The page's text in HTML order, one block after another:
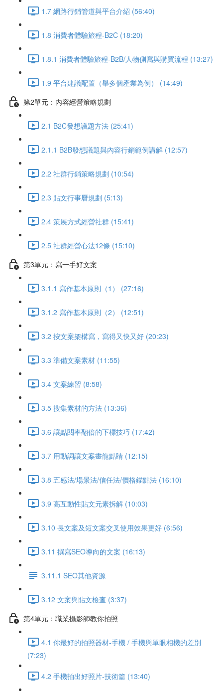
1.7 網路行銷管道與平台介紹 (56:40)
1.8 消費者體驗旅程-B2C (18:20)
1.8.1 消費者體驗旅程-B2B/人物側寫與購買流程 (13:27)
1.9 平台建議配置（舉多個產業為例） (14:49)
第2單元：內容經營策略規劃
2.1 B2C發想議題方法 (25:41)
2.1.1 B2B發想議題與內容行銷範例講解 (12:57)
2.2 社群行銷策略規劃 (10:54)
2.3 貼文行事曆規劃 (5:13)
2.4 策展方式經營社群 (15:41)
2.5 社群經營心法12條 (15:10)
第3單元：寫一手好文案
3.1.1 寫作基本原則（1） (27:16)
3.1.2 寫作基本原則（2） (12:51)
3.2 按文案架構寫，寫得又快又好 (20:23)
3.3 準備文案素材 (11:55)
3.4 文案練習 (8:58)
3.5 搜集素材的方法 (13:36)
3.6 讓點閱率翻倍的下標技巧 (17:42)
3.7 用動詞讓文案畫龍點睛 (12:15)
3.8 五感法/場景法/信任法/價格錨點法 (16:10)
3.9 高互動性貼文元素拆解 (10:03)
3.10 長文案及短文案交叉使用效果更好 (6:56)
3.11 撰寫SEO導向的文案 (16:13)
3.11.1 SEO其他資源
3.12 文案與貼文檢查 (3:37)
第4單元：職業攝影師教你拍照
4.1 你最好的拍照器材-手機 / 手機與單眼相機的差別
(7:23)
4.2 手機拍出好照片-技術篇 (13:40)